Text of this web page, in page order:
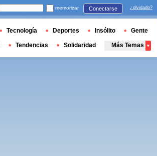
memorizar Conectarse ¿olvidado?
Tecnología Deportes Insólito Gente
Tendencias Solidaridad Más Temas